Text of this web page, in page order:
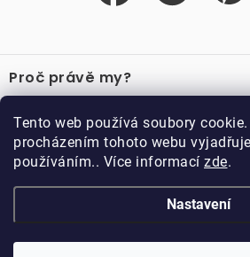
Tento web používá soubory
procházením tohoto webu
používáním.. Více informací zde.
Nastavení
á
p
a
Proč právě my?
Recenze
Důležité odkazy
Velkoobchod
Vzorková prodejna
Kariéra
Blog
O nákupu
Obchodní podmínky
Podmínky věrnostního programu
Doppler CZ spol. s.r.o.,